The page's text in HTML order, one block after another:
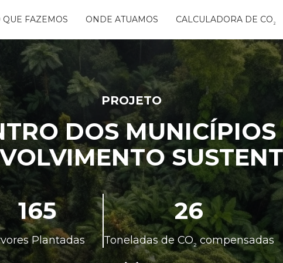
QUE FAZEMOS
ÁGUAS
FREE
DA FLORESTA
RIBEIRA -
ONDE ATUAMOS CALCULADORA DE CO²
PROJETO
DOS
165
Plantadas
26
Toneladas de CO²compensadas